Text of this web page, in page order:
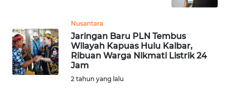
Nusantara
Jaringan Baru PLN Tembus
Wilayah Kapuas Hulu Kalbar,
Ribuan Warga Nikmati Listrik 24
Jam
2 tahun yang lalu
WN
JAKARTA